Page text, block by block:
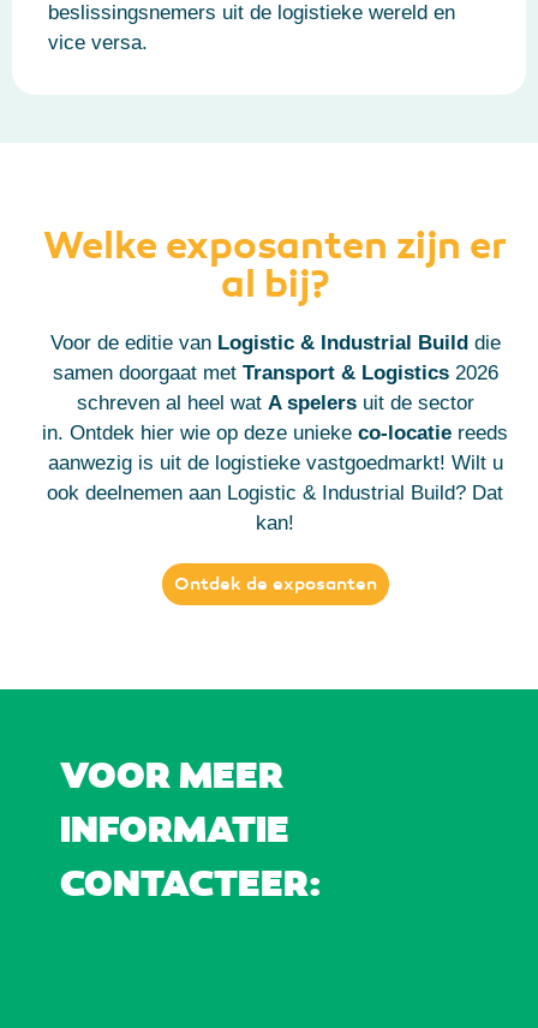
beslissingsnemers uit de logistieke wereld en
vice versa.
Welke exposanten zijn er
al bij?
Voor de editie van Logistic & Industrial Builddie
samen doorgaat met Transport & Logistics2026
schreven al heel wat A spelersuit de sector
in. Ontdek hier wie op deze unieke co-locatie reeds
aanwezig is uit de logistieke vastgoedmarkt! Wilt u
ook deelnemen aan Logistic & Industrial Build? Dat
kan!
Ontdek de exposanten
VOOR MEER
INFORMATIE
CONTACTEER: